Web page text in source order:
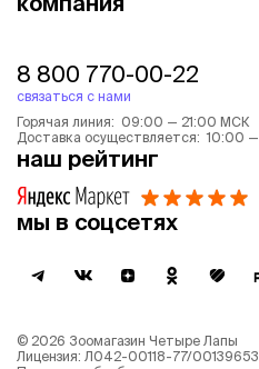
8 800 770-00-22
связаться с нами
Горячая линия: 09:00 — 21:00 МСК
Доставка осуществляется: 10:00
наш рейтинг
мы в соцсетях
© 2026 Зоомагазин Четыре Лапы
Лицензия: Л042-00118-77/00139653